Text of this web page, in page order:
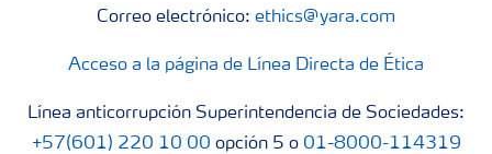
Correo electrónico: ethics@yara.com
Acceso a la página de Línea Directa de Ética
Línea anticorrupción Superintendencia de Sociedades:
+57(601) 220 10 00 opción 5 o 01-8000-114319